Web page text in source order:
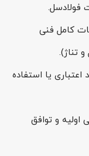
کامل فنی
تناژ).
یا استفاده
اولیه و توافق